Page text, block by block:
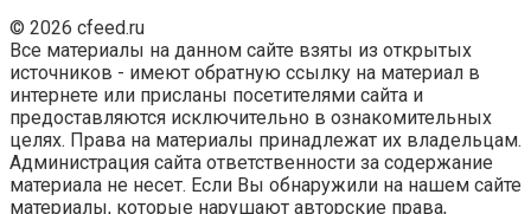
© 2026 cfeed.ru
Все материалы на данном сайте взяты из открытых
источников - имеют обратную ссылку на материал в
интернете или присланы посетителями сайта и
предоставляются исключительно в ознакомительных
целях. Права на материалы принадлежат их владельцам.
Администрация сайта ответственности за содержание
материала не несет. Если Вы обнаружили на нашем сайте
материалы, которые нарушают авторские права,